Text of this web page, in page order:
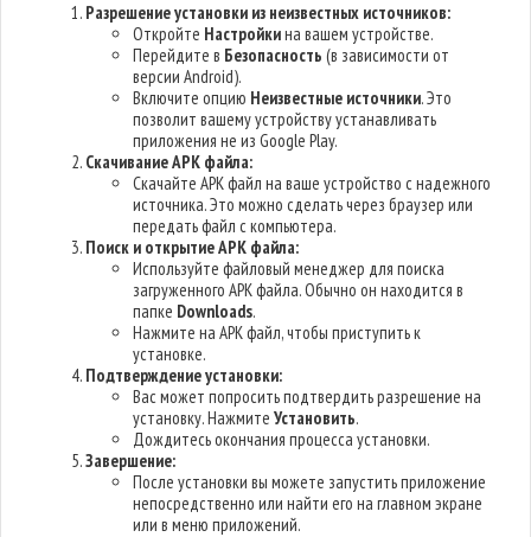
Разрешение установки из неизвестных источников:
Откройте Настройкина вашем устройстве.
Перейдите в Безопасность (в зависимости от
версии Android).
Включите опцию Неизвестные источники. Это
позволит вашему устройству устанавливать
приложения не из Google Play.
Скачивание APK файла:
Скачайте APK файл на ваше устройство с надежного
источника. Это можно сделать через браузер или
передать файл с компьютера.
Поиск и открытие APK файла:
Используйте файловый менеджер для поиска
загруженного APK файла. Обычно он находится в
папке Downloads.
Нажмите на APK файл, чтобы приступить к
установке.
Подтверждение установки:
Вас может попросить подтвердить разрешение на
установку. НажмитеУстановить.
Дождитесь окончания процесса установки.
Завершение:
После установки вы можете запустить приложение
непосредственно или найти его на главном экране
или в меню приложений.